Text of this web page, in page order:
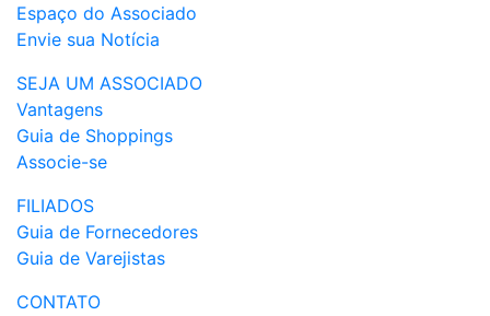
Espaço do Associado
Envie sua Notícia
SEJA UM ASSOCIADO
Vantagens
Guia de Shoppings
Associe-se
FILIADOS
Guia de Fornecedores
Guia de Varejistas
CONTATO